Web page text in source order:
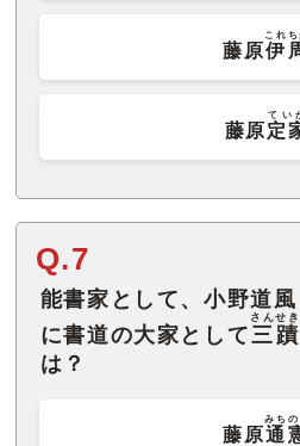
藤原伊
これち
藤原定
てい
Q.7
能書家として、小野道
に書道の大家として三蹟
さんせき
は？
藤原通
みちの